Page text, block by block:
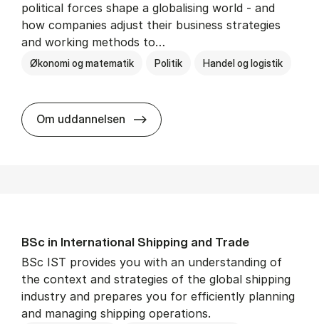
political forces shape a globalising world - and
how companies adjust their business strategies
and working methods to…
Økonomi og matematik Politik Handel og logistik
Om uddannelsen BSc in In­ter­na­tion­al Busi­ness
BSc in In­ter­na­tion­al Ship­ping and Trade
BSc IST provides you with an understanding of
the context and strategies of the global shipping
industry and prepares you for efficiently planning
and managing shipping operations.